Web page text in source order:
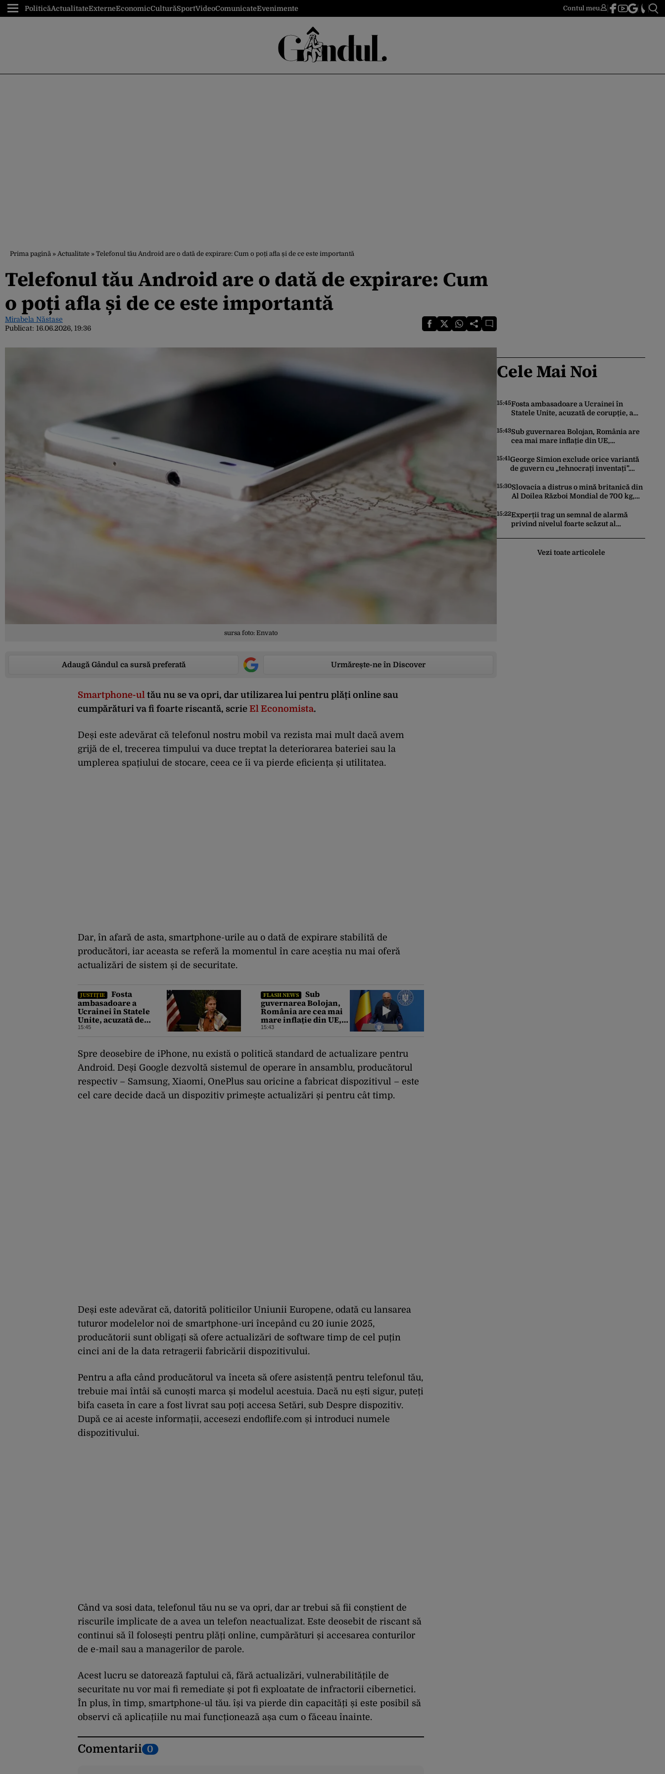
PoliticăActualitateExterneEconomicCulturăSportVideoComunicateEvenimente Contul meu
Prima pagină » Actualitate » Telefonul tău Android are o dată de expirare: Cum o poți afla și de ce este importantă
Telefonul tău Android are o dată de expirare: Cum
o poți afla și de ce este importantă
Mirabela Năstase
Publicat: 16.06.2026, 19:36
sursa foto: Envato
Adaugă Gândul ca sursă preferată Urmărește-ne în Discover
Smartphone-ul tău nu se va opri, dar utilizarea lui pentru plăți online sau
cumpărături va fi foarte riscantă, scrie El Economista.
Deși este adevărat că telefonul nostru mobil va rezista mai mult dacă avem
grijă de el, trecerea timpului va duce treptat la deteriorarea bateriei sau la
umplerea spațiului de stocare, ceea ce îi va pierde eficiența și utilitatea.
Dar, în afară de asta, smartphone-urile au o dată de expirare stabilită de
producători, iar aceasta se referă la momentul în care aceștia nu mai oferă
actualizări de sistem și de securitate.
JUSTIȚIE
Fosta
ambasadoare a
Ucrainei în Statele
Unite, acuzată de
corupție, a fost
impuse
15:45
FLASH NEWS
Sub
guvernarea Bolojan,
România are cea mai
mare inflație din UE,
recesiune economică,
gravă criză energetică
de la Revoluție
încoace. Cum se apără
premierul, întrebat de
Gândul dacă își cere
scuze
15:43
Spre deosebire de iPhone, nu există o politică standard de actualizare pentru
Android. Deși Google dezvoltă sistemul de operare în ansamblu, producătorul
respectiv – Samsung, Xiaomi, OnePlus sau oricine a fabricat dispozitivul – este
cel care decide dacă un dispozitiv primește actualizări și pentru cât timp.
Deși este adevărat că, datorită politicilor Uniunii Europene, odată cu lansarea
tuturor modelelor noi de smartphone-uri începând cu 20 iunie 2025,
producătorii sunt obligați să ofere actualizări de software timp de cel puțin
cinci ani de la data retragerii fabricării dispozitivului.
Pentru a afla când producătorul va înceta să ofere asistență pentru telefonul tău,
trebuie mai întâi să cunoști marca și modelul acestuia. Dacă nu ești sigur, puteți
bifa caseta în care a fost livrat sau poți accesa Setări, sub Despre dispozitiv.
După ce ai aceste informații, accesezi endoflife.com și introduci numele
dispozitivului.
Când va sosi data, telefonul tău nu se va opri, dar ar trebui să fii conștient de
riscurile implicate de a avea un telefon neactualizat. Este deosebit de riscant să
continui să îl folosești pentru plăți online, cumpărături și accesarea conturilor
de e-mail sau a managerilor de parole.
Acest lucru se datorează faptului că, fără actualizări, vulnerabilitățile de
securitate nu vor mai fi remediate și pot fi exploatate de infractorii cibernetici.
În plus, în timp, smartphone-ul tău. își va pierde din capacități și este posibil să
observi că aplicațiile nu mai funcționează așa cum o făceau înainte.
Comentarii 0
Cele Mai Noi
15:45Fosta ambasadoare a Ucrainei în
Statele Unite, acuzată de corupție, a
îi sunt impuse
15:43Sub guvernarea Bolojan, România are
cea mai mare inflație din UE,
carburanți și cea mai gravă criză
energetică de la Revoluție încoace.
Gândul dacă își cere scuze
15:41George Simion exclude orice variantă
de guvern cu „tehnocrați inventați”.
Alexandru Nazare, pe Adrian Veștea și
nici pe Eugen Tomac
15:30Slovacia a distrus o mină britanică din
Al Doilea Război Mondial de 700 kg,
15:22Experții trag un semnal de alarmă
privind nivelul foarte scăzut al
Vezi toate articolele